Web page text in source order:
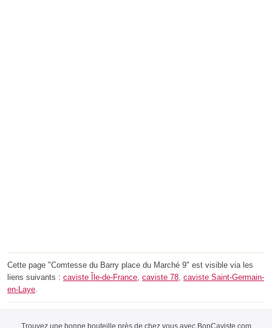
Cette page "Comtesse du Barry place du Marché 9" est visible via les
liens suivants : caviste Île-de-France, caviste 78, caviste Saint-Germain-
en-Laye.